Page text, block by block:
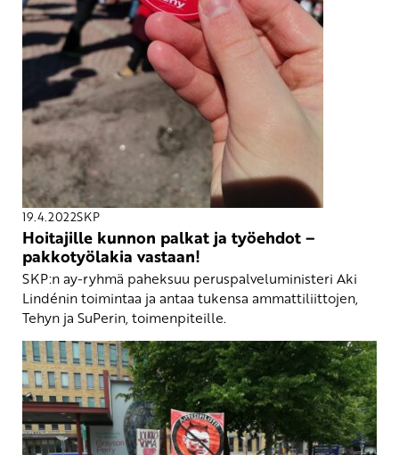
19.4.2022SKP
Hoitajille kunnon palkat ja työehdot –
pakkotyölakia vastaan!
SKP:n ay-ryhmä paheksuu peruspalveluministeri Aki
Lindénin toimintaa ja antaa tukensa ammattiliittojen,
Tehyn ja SuPerin, toimenpiteille.